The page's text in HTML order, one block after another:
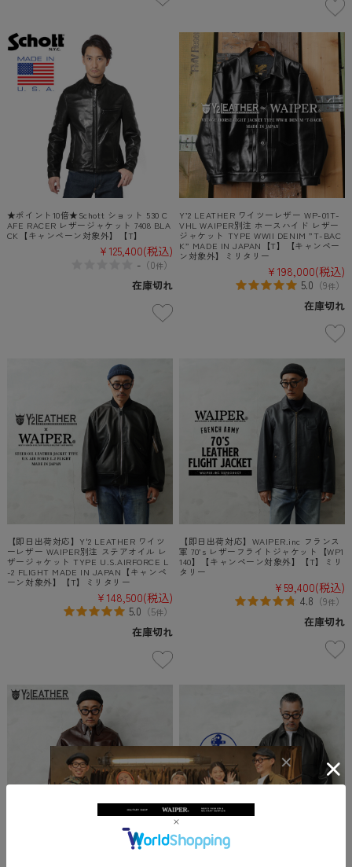
★ポイント10倍★Schott ショット 530 C
AFE RACER レザージャケット 7408 BLA
CK【キャンペーン対象外】【T】
¥125,400(税込)
-（0件）
在庫切れ
Y’2 LEATHER ワイツーレザー WP-01T-
VHL WAIPER別注 ホースハイド レザー
ジャケット TYPE WWII DENIM ”T-BAC
K” MADE IN JAPAN【T】【キャンペー
ン対象外】ミリタリー
¥198,000(税込)
5.0 （9件）
在庫切れ
【即日出荷対応】Y'2 LEATHER ワイツ
ーレザー WAIPER別注 ステアオイル レ
ザージャケット TYPE U.S.AIRFORCE L
-2 FLIGHT MADE IN JAPAN【キャンペ
ーン対象外】【T】ミリタリー
¥148,500(税込)
5.0 （5件）
在庫切れ
【即日出荷対応】WAIPER.inc フランス
軍 70’s レザーフライトジャケット【WP1
140】【キャンペーン対象外】【T】ミリ
タリー
¥59,400(税込)
4.8 （9件）
在庫切れ